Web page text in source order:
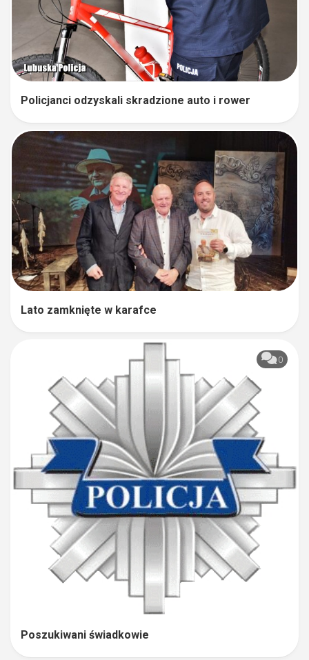
Policjanci odzyskali skradzione auto i rower
Lato zamknięte w karafce
0
Poszukiwani świadkowie